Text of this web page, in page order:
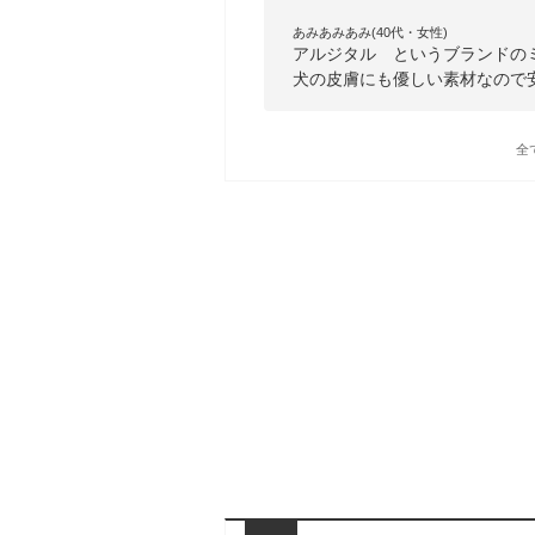
あみあみあみ(40代・女性)
アルジタル というブランドの
犬の皮膚にも優しい素材なので
全